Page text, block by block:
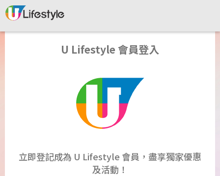
U Lifestyle 會員登入
立即登記成為 U Lifestyle 會員，盡享獨家優惠
及活動！